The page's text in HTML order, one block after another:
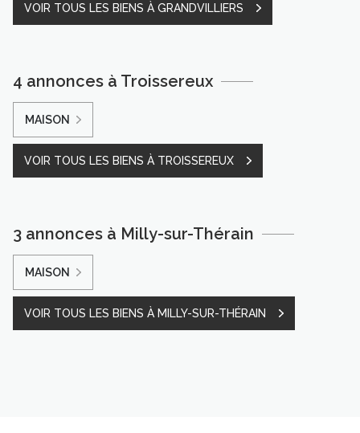
VOIR TOUS LES BIENS À GRANDVILLIERS
4 annonces à Troissereux
MAISON
VOIR TOUS LES BIENS À TROISSEREUX
3 annonces à Milly-sur-Thérain
MAISON
VOIR TOUS LES BIENS À MILLY-SUR-THÉRAIN